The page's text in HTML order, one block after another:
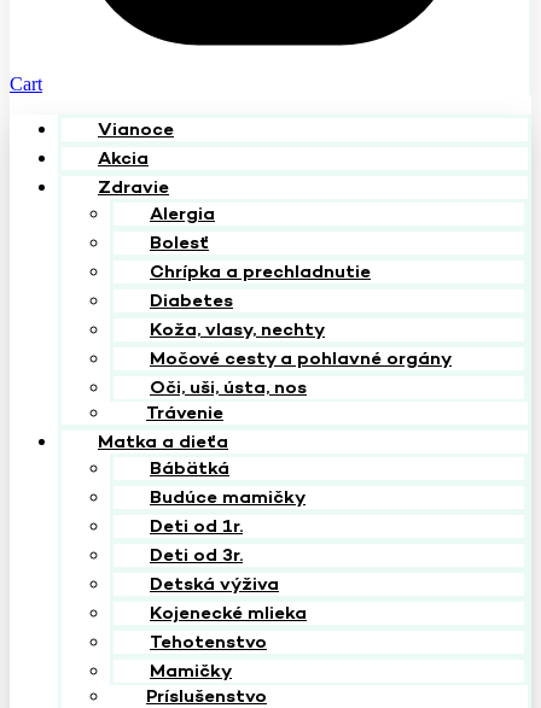
Cart
Vianoce
Akcia
Zdravie
Alergia
Bolesť
Chrípka a prechladnutie
Diabetes
Koža, vlasy, nechty
Močové cesty a pohlavné orgány
Oči, uši, ústa, nos
Trávenie
Matka a dieťa
Bábätká
Budúce mamičky
Deti od 1r.
Deti od 3r.
Detská výživa
Kojenecké mlieka
Tehotenstvo
Mamičky
Príslušenstvo